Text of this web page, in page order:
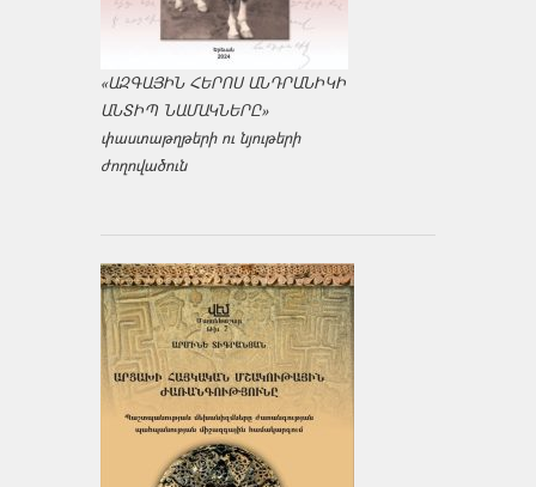
«ԱԶԳԱՅԻՆ ՀԵՐՈՍ ԱՆԴՐԱՆԻԿԻ
ԱՆՏԻՊ ՆԱՄԱԿՆԵՐԸ»
փաստաթղթերի ու նյութերի
ժողովածուն